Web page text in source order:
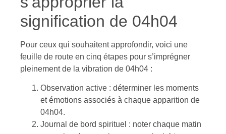
signification de 04h04
Pour ceux qui souhaitent approfondir, voici une
feuille de route en cinq étapes pour s’imprégner
pleinement de la vibration de 04h04 :
Observation active : déterminer les moments
et émotions associés à chaque apparition de
04h04.
Journal de bord spirituel : noter chaque matin